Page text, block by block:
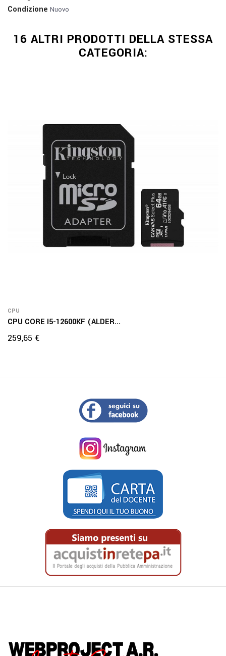
Condizione Nuovo
16 ALTRI PRODOTTI DELLA STESSA
CATEGORIA:
CPU
CPU CORE I5-12600KF (ALDER...
Prezzo
259,65 €